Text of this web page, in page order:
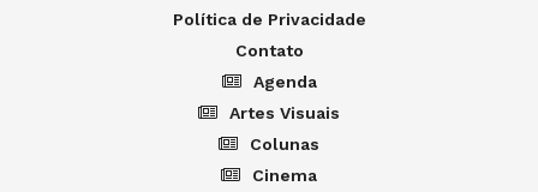
Política de Privacidade
Contato
Agenda
Artes Visuais
Colunas
Cinema